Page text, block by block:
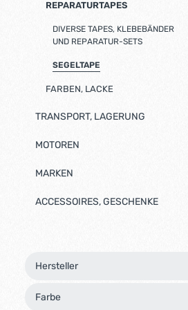
REPARATURTAPES
DIVERSE TAPES, KLEBEBÄNDER
UND REPARATUR-SETS
SEGELTAPE
FARBEN, LACKE
TRANSPORT, LAGERUNG
MOTOREN
MARKEN
ACCESSOIRES, GESCHENKE
Hersteller
Farbe